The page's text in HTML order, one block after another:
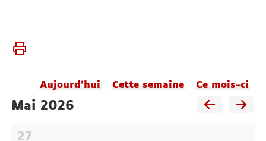
Vous
Accueil
laboratoireAujourd'hui Cette semaine Ce mois-ci
mai 2026
27